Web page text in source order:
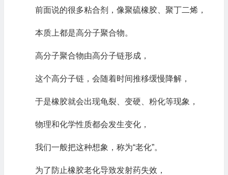
前面说的很多粘合剂，像聚硫橡胶、聚丁二烯，
本质上都是高分子聚合物。
高分子聚合物由高分子链形成，
这个高分子链，会随着时间推移缓慢降解，
于是橡胶就会出现龟裂、变硬、粉化等现象，
物理和化学性质都会发生变化，
我们一般把这种想象，称为“老化”。
为了防止橡胶老化导致发射药失效，